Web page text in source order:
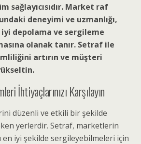
sağlayıcısıdır. Market raf
deneyimi ve uzmanlığı,
depolama ve sergileme
olanak tanır. Setraf ile
artırın ve müşteri
İhtiyaçlarınızı Karşılayın
düzenli ve etkili bir şekilde
yerlerdir. Setraf, marketlerin
iyi şekilde sergileyebilmeleri için